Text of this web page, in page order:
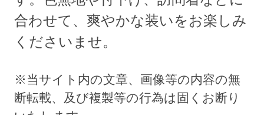
合わせて、爽やかな装いをお楽しみ
くださいませ。